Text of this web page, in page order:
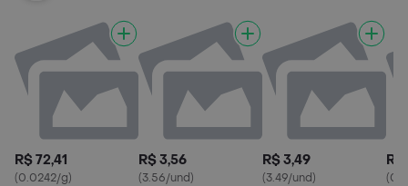
R$ 72,41
(0.0242/g)
R$ 3,56
(3.56/und)
R$ 3,49
(3.49/und)
R$